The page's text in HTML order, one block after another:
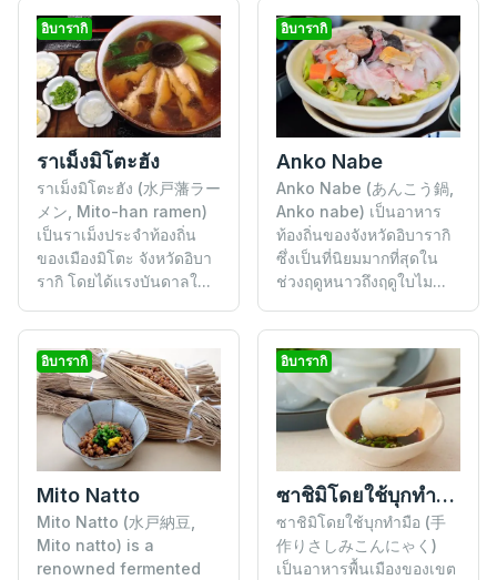
อิบารากิ
ราเม็งมิโตะฮัง
ราเม็งมิโตะฮัง (水戸藩ラー
メン, Mito-han ramen)
เป็นราเม็งประจำท้องถิ่น
ของเมืองมิโตะ จังหวัดอิบา
รากิ โดยได้แรงบันดาลใ...
อิบารากิ
Anko Nabe
Anko Nabe (あんこう鍋,
Anko nabe) เป็นอาหาร
ท้องถิ่นของจังหวัดอิบารากิ
ซึ่งเป็นที่นิยมมากที่สุดใน
ช่วงฤดูหนาวถึงฤดูใบไม...
อิบารากิ
Mito Natto
Mito Natto (水戸納豆,
Mito natto) is a
renowned fermented
อิบารากิ
ซาชิมิโดยใช้บุกทำมือ
ซาชิมิโดยใช้บุกทำมือ (手
作りさしみこんにゃく)
เป็นอาหารพื้นเมืองของเขต